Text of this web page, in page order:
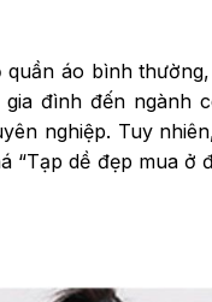
áo bình
đình đến ngành
nghiệp. Tuy
“Tạp dề đẹp mua ở